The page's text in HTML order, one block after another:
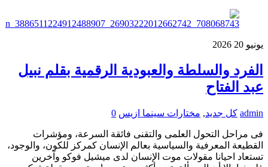
يونيو 20
2026
الفرد والسلطة والعبودية الرقمية بقلم نبيل
عبد الفتاح
admin كل جديد, مختارات سينما ازيس 0
فى مراحل التحول العلمى والتقنى فائقة السرعة، ومؤشرات
القطيعة المعرفية والسياسية بعالم الإنسان كمركز للكون، والوجود،
تستعاد احيانا مقولات موت الإنسان لدى ميشيل فوكو وآخرين